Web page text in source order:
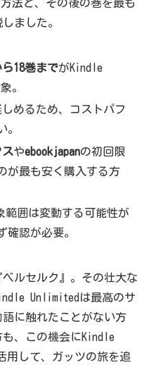
法と、その後の巻を最も
ました。
ら18巻までがKindle
。
めるため、コストパフ
。
スやebookjapanの初回限
が最も安く購入する方
囲は変動する可能性が
確認が必要。
ルセルク』。その壮大な
Unlimitedは最高のサ
に触れたことがない方
、この機会にKindle
用して、ガッツの旅を追